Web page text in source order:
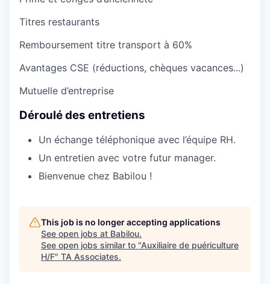
Titres restaurants
Remboursement titre transport à 60%
Avantages CSE (réductions, chèques vacances...)
Mutuelle d’entreprise
Déroulé des entretiens
Un échange téléphonique avec l’équipe RH.
Un entretien avec votre futur manager.
Bienvenue chez Babilou !
This job is no longer accepting applications
See open jobs at Babilou.
See open jobs similar to "Auxiliaire de puériculture
H/F" TA Associates.